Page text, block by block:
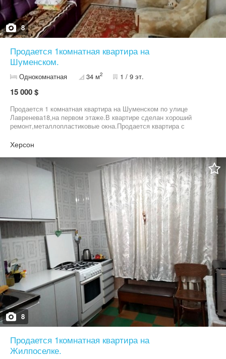
8
Продается 1комнатная квартира на
Шуменском.
Однокомнатная 34 м2 1 / 9 эт.
15 000 $
Продается 1 комнатная квартира на Шуменском по улице
Лавренева18,на первом этаже.В квартире сделан хороший
ремонт,металлопластиковые окна.Продается квартира с
Херсон
8
Продается 1комнатная квартира на
Жилпоселке.